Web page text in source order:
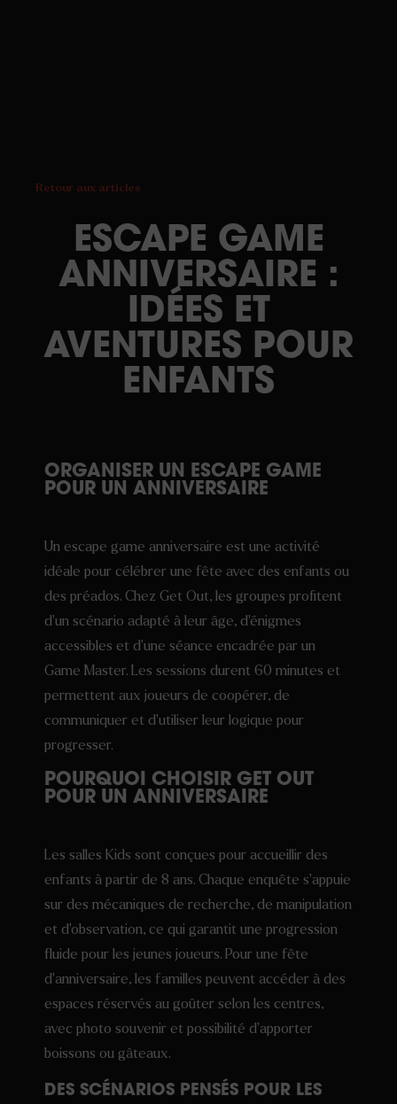
Retour aux articles
ESCAPE GAME
ANNIVERSAIRE :
IDÉES ET
AVENTURES POUR
ENFANTS
ORGANISER UN ESCAPE GAME
POUR UN ANNIVERSAIRE
Un escape game anniversaire est une activité
idéale pour célébrer une fête avec des enfants ou
des préados. Chez Get Out, les groupes profitent
d’un scénario adapté à leur âge, d’énigmes
accessibles et d’une séance encadrée par un
Game Master. Les sessions durent 60 minutes et
permettent aux joueurs de coopérer, de
communiquer et d’utiliser leur logique pour
progresser.
POURQUOI CHOISIR GET OUT
POUR UN ANNIVERSAIRE
Les salles Kids sont conçues pour accueillir des
enfants à partir de 8 ans. Chaque enquête s’appuie
sur des mécaniques de recherche, de manipulation
et d’observation, ce qui garantit une progression
fluide pour les jeunes joueurs. Pour une fête
d’anniversaire, les familles peuvent accéder à des
espaces réservés au goûter selon les centres,
avec photo souvenir et possibilité d’apporter
boissons ou gâteaux.
DES SCÉNARIOS PENSÉS POUR LES